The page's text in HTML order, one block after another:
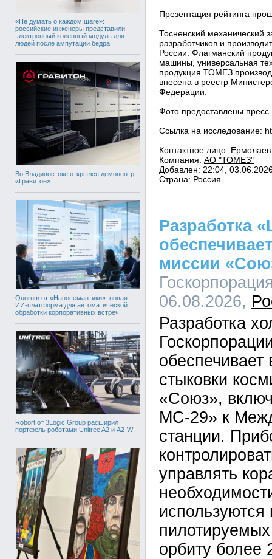
«Не думать о каждом шаге»:
российские инженеры представили
электронный коленный модуль для
людей после ампутации бедра
Во Владивостоке открылся демоцентр
«Гравитон»
Quorum от «Наносемантики»: новая
ИИ-платформа для автоматической
обработки корпоративных встреч
Robort от 3Logic Group расширил
портфель роботами Unitree A2 и A2-W
Презентация рейтинга
Тосненский механический
разработчиков и
России. Флагманский
машины, универсальная
продукция ТОМЕЗ
внесена в реестр
Федерации.
Фото предоставлены
Ссылка на исследование:
Контактное лицо: Ермолаев
Компания: АО "ТОМЕЗ"
Добавлен: 22:04,
Страна: Россия
Разработка
миссии
06.08.2026,
Разработка
обеспечивает
стыковки
«Союз»,
МС-29» к
станции.
управлять
используются
орбиту более